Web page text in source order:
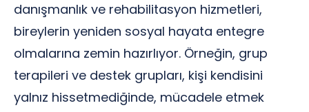
danışmanlık ve rehabilitasyon hizmetleri,
bireylerin yeniden sosyal hayata entegre
olmalarına zemin hazırlıyor. Örneğin, grup
terapileri ve destek grupları, kişi kendisini
yalnız hissetmediğinde, mücadele etmek